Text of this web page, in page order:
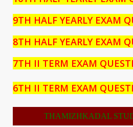
9TH HALF YEARLY EXAM
8TH HALF YEARLY EXAM
7TH II TERM EXAM
6TH II TERM EXAM
THAMIZHKADAL